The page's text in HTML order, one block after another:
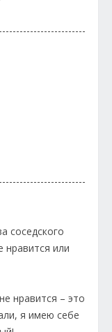
соседского
или
нравится – это
я имею себе